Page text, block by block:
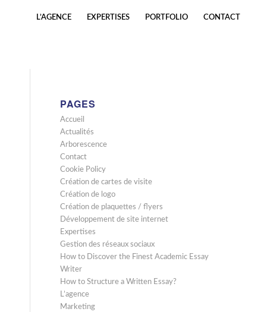
L’AGENCE EXPERTISES PORTFOLIO CONTACT
PAGES
Accueil
Actualités
Arborescence
Contact
Cookie Policy
Création de cartes de visite
Création de logo
Création de plaquettes / flyers
Développement de site internet
Expertises
Gestion des réseaux sociaux
How to Discover the Finest Academic Essay
Writer
How to Structure a Written Essay?
L’agence
Marketing